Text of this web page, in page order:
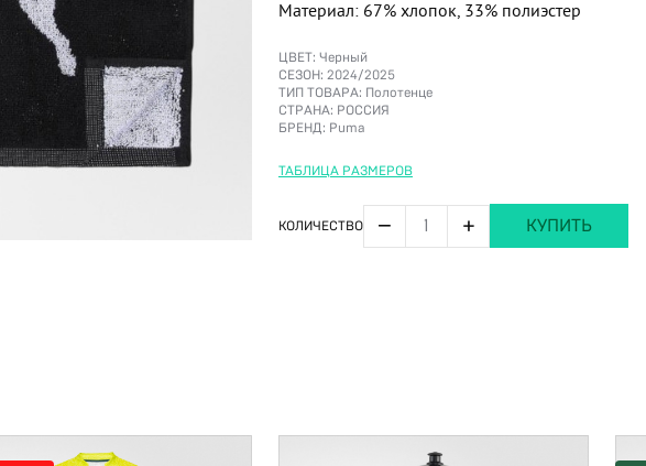
Материал: 67% хлопок, 33% полиэстер
ЦВЕТ: Черный
СЕЗОН: 2024/2025
ТИП ТОВАРА: Полотенце
СТРАНА: РОССИЯ
БРЕНД: Puma
ТАБЛИЦА РАЗМЕРОВ
КОЛИЧЕСТВО − + КУПИТЬ